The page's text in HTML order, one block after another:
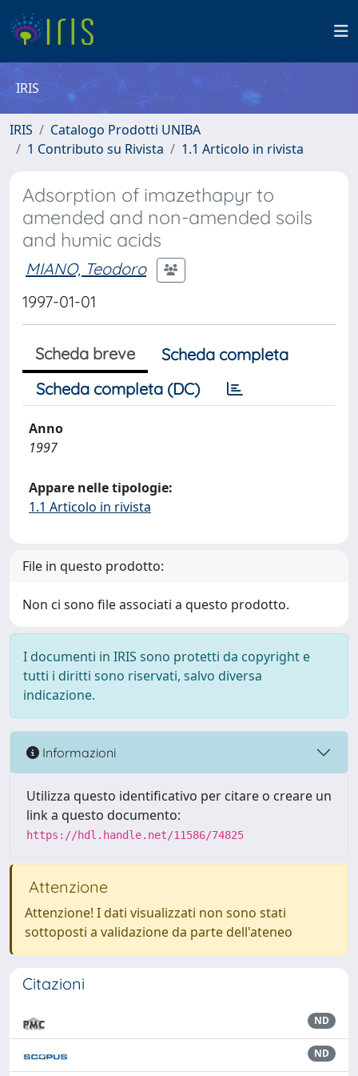
IRIS
IRIS
Catalogo Prodotti UNIBA
1 Contributo su Rivista
1.1 Articolo in rivista
Adsorption of imazethapyr to
amended and non-amended soils
and humic acids
MIANO, Teodoro
1997-01-01
Scheda breve
Scheda completa
Scheda completa (DC)
Anno
1997
Appare nelle tipologie:
1.1 Articolo in rivista
File in questo prodotto:
Non ci sono file associati a questo prodotto.
I documenti in IRIS sono protetti da copyright e
tutti i diritti sono riservati, salvo diversa
indicazione.
Informazioni
Utilizza questo identificativo per citare o creare un
link a questo documento:
https://hdl.handle.net/11586/74825
Attenzione
Attenzione! I dati visualizzati non sono stati
sottoposti a validazione da parte dell'ateneo
Citazioni
ND
ND